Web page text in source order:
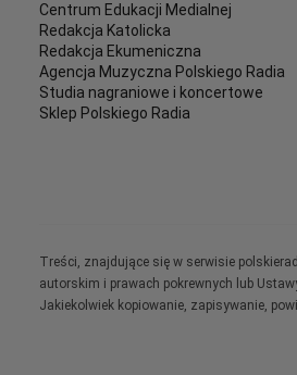
Centrum Edukacji Medialnej
Redakcja Katolicka
Redakcja Ekumeniczna
Agencja Muzyczna Polskiego Radia
Studia nagraniowe i koncertowe
Sklep Polskiego Radia
Treści, znajdujące się w serwisie
autorskim i prawach pokrewnych lub
Jakiekolwiek kopiowanie, zapisywanie,